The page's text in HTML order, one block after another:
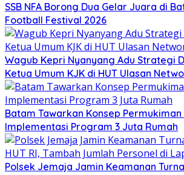
SSB NFA Borong Dua Gelar Juara di
Football Festival 2026
Wagub Kepri Nyanyang Adu Strategi
Ketua Umum KJK di HUT Ulasan
Batam Tawarkan Konsep
Implementasi Program 3 Juta Rumah
Polsek Jemaja Jamin Keamanan